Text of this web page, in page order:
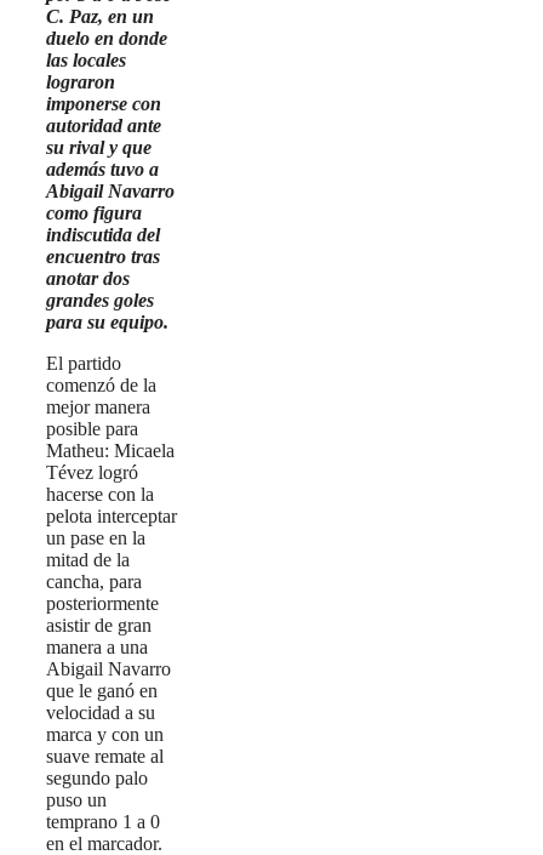
C. Paz, en un
duelo en donde
las locales
lograron
imponerse con
autoridad ante
su rival y que
además tuvo a
Abigail Navarro
como figura
indiscutida del
encuentro tras
anotar dos
grandes goles
para su equipo.
El partido
comenzó de la
mejor manera
posible para
Matheu: Micaela
Tévez logró
hacerse con la
pelota interceptar
un pase en la
mitad de la
cancha, para
posteriormente
asistir de gran
manera a una
Abigail Navarro
que le ganó en
velocidad a su
marca y con un
suave remate al
segundo palo
puso un
temprano 1 a 0
en el marcador.